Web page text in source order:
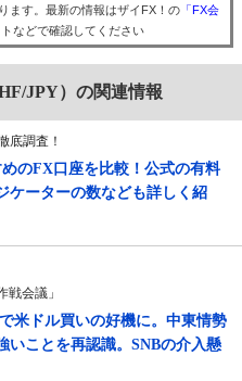
ます。最新の情報はザイFX！の 「FX会
などで確認してください
JPY）の関連情報
底調査！
のFX口座を比較！公式の有料
ケーターの数なども詳しく紹
会議」
米ドル買いの好機に。中東情勢
いことを再認識。SNBの介入懸